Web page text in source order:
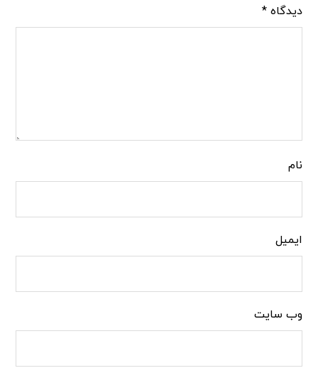
دیدگاه*
نام
ایمیل
وب‌ سایت